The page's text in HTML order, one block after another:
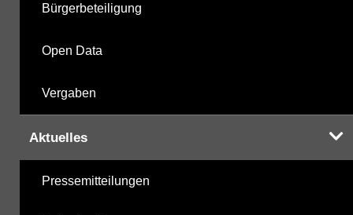
Bürgerbeteiligung
Open Data
Vergaben
Aktuelles
Pressemitteilungen